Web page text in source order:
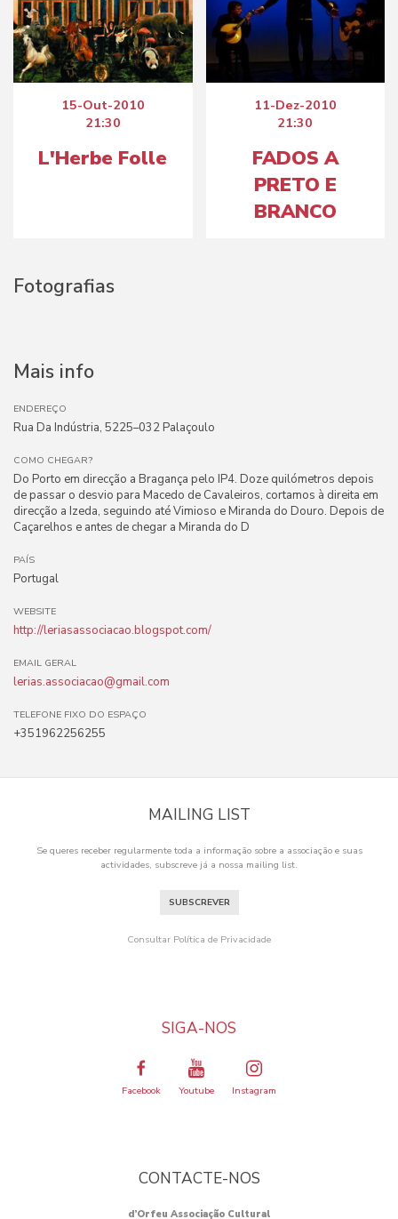
15-Out-2010
21:30
L'Herbe Folle
11-Dez-2010
21:30
FADOS A
PRETO E
BRANCO
Fotografias
Mais info
ENDEREÇO
Rua Da Indústria, 5225–032 Palaçoulo
COMO CHEGAR?
Do Porto em direcção a Bragança pelo IP4. Doze quilómetros depois
de passar o desvio para Macedo de Cavaleiros, cortamos à direita em
direcção a Izeda, seguindo até Vimioso e Miranda do Douro. Depois de
Caçarelhos e antes de chegar a Miranda do D
PAÍS
Portugal
WEBSITE
http://leriasassociacao.blogspot.com/
EMAIL GERAL
lerias.associacao@gmail.com
TELEFONE FIXO DO ESPAÇO
+351962256255
MAILING LIST
Se queres receber regularmente toda a informação sobre a associação e suas
actividades, subscreve já a nossa mailing list.
SUBSCREVER
Consultar Política de Privacidade
SIGA-NOS
Facebook Youtube Instagram
CONTACTE-NOS
d’Orfeu Associação Cultural